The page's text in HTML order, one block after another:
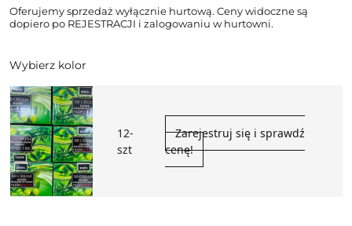
Oferujemy sprzedaż wyłącznie hurtową. Ceny widoczne są
dopiero po REJESTRACJI i zalogowaniu w hurtowni.
Wybierz kolor
12-
szt
Zarejestruj się i sprawdź
cenę!